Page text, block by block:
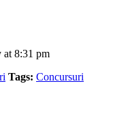
at 8:31 pm
Tags: Concursuri